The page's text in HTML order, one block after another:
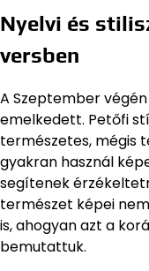
Nyelvi és
versben
A Szeptember
emelkedett. Petőfi
természetes, mégis
gyakran használ
segítenek
természet képei
is, ahogyan azt a
bemutattuk.